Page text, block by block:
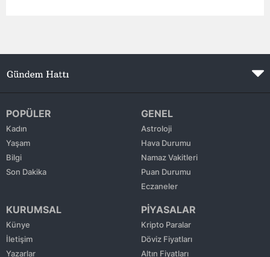
Erzincan
Gaziantep
Gümüşhane
Hatay
Isparta
POPÜLER
Kadın
Yaşam
Bilgi
Son Dakika
GENEL
Astroloji
Hava Durumu
Namaz Vakitleri
Puan Durumu
Eczaneler
KURUMSAL
Künye
İletişim
Yazarlar
PİYASALAR
Kripto Paralar
Döviz Fiyatları
Altın Fiyatları